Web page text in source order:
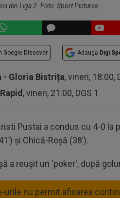
din Liga 2. Foto: Sport Pictures.
Google Discover Adaugă Digi
- Gloria Bistrița, vineri, 18:00,
, vineri, 21:00, DGS 1
Pustai a condus cu 4-0 la
și Chică-Roșă (38’).
a reușit un 'poker', după
urile nu permit afisarea